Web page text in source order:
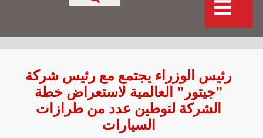
رئيس الوزراء يجتمع مع رئيس شركة
"جيتور" العالمية لاستعراض خطة
الشركة لتوطين عدد من طرازات
السيارات